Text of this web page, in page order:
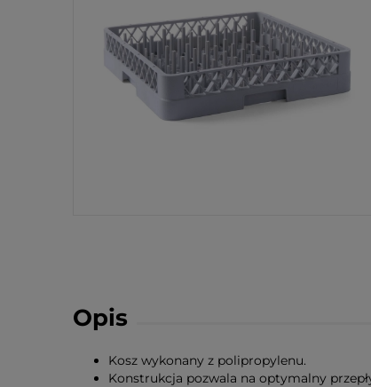
Opis
Kosz wykonany z polipropylenu.
Konstrukcja pozwala na optymalny